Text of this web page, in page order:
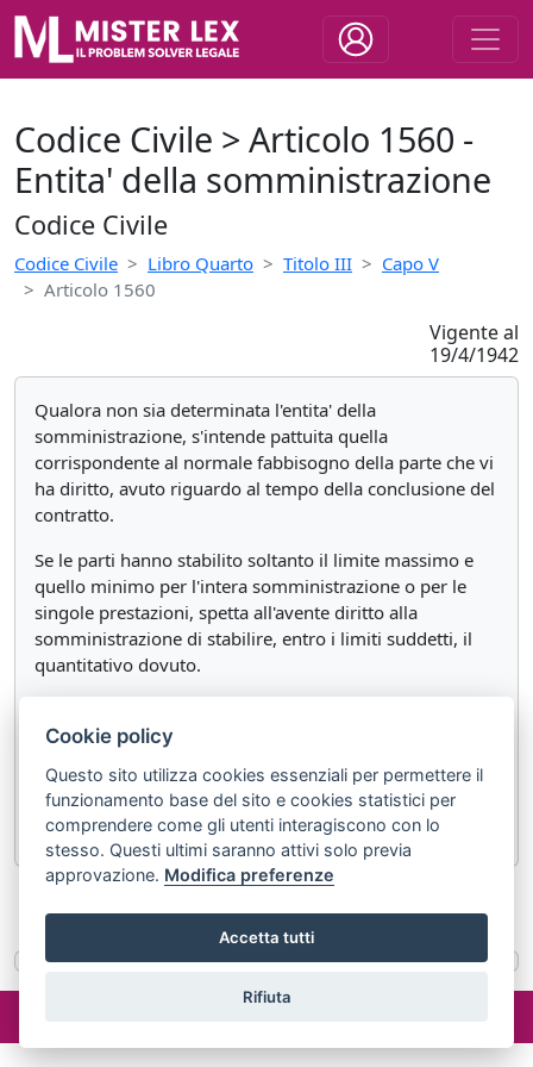
Codice Civile > Articolo 1560 -
Entita' della somministrazione
Codice Civile
Codice Civile Libro Quarto Titolo III
Capo V
Articolo 1560
Vigente al
19/4/1942
Qualora non sia determinata l'entita' della
somministrazione, s'intende pattuita quella
corrispondente al normale fabbisogno della parte che vi
ha diritto, avuto riguardo al tempo della conclusione del
contratto.
Se le parti hanno stabilito soltanto il limite massimo e
quello minimo per l'intera somministrazione o per le
singole prestazioni, spetta all'avente diritto alla
somministrazione di stabilire, entro i limiti suddetti, il
quantitativo dovuto.
relazione al fabbisogno, ed e' stabilito un quantitativo
minimo, l'avente diritto alla somministrazione e' tenuto
per la quantita' corrispondente al fabbisogno se questo
supera il minimo stesso.
«Articolo 1559 Articolo 1561»
redazione@misterlex.it
Cookie policy
Questo sito utilizza cookies essenziali per permettere il
funzionamento base del sito e cookies statistici per
comprendere come gli utenti interagiscono con lo
stesso. Questi ultimi saranno attivi solo previa
approvazione. Modifica preferenze
Accetta tutti
Rifiuta